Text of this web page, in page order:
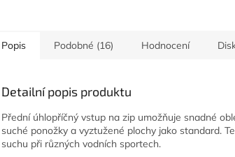
Popis Podobné (16) Hodnocení
Detailní popis produktu
Přední úhlopříčný vstup na zip umožňuje snadné
suché ponožky a vyztužené plochy jako standard.
suchu při různých vodních sportech.